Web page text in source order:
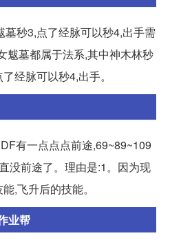
秒3,点了经脉可以秒4,出手需
魃墓都属于法系,其中神木林秒
经脉可以秒4,出手。
有一点点点前途,69~89~109
没前途了。理由是:1。因为现
,飞升后的技能。
业帮